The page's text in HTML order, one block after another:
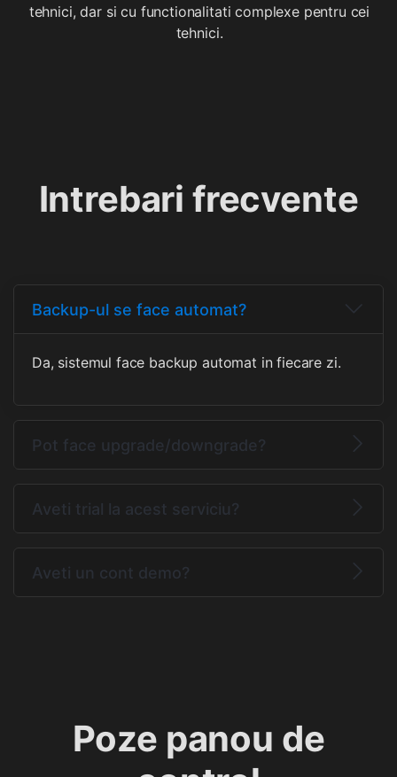
tehnici, dar si cu functionalitati complexe pentru cei
tehnici.
Intrebari frecvente
Backup-ul se face automat?
Da, sistemul face backup automat in fiecare zi.
Pot face upgrade/downgrade?
Aveti trial la acest serviciu?
Aveti un cont demo?
Poze panou de